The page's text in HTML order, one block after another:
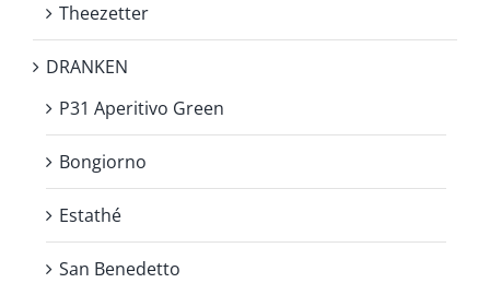
Theezetter
DRANKEN
P31 Aperitivo Green
Bongiorno
Estathé
San Benedetto